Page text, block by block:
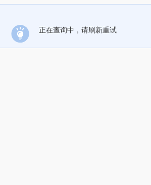
正在查询中，请刷新重试